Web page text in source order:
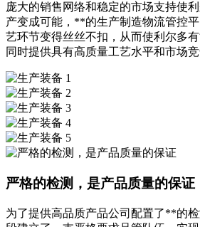
庞大的销售网络和稳定的市场支持使
产变成可能，**的生产制造物流管控
艺环节变得丝丝不扣，从而使利尔多
同时提供具有高质量工艺水平和市场竞
严格的检测，是产品质量的保证
为了提供高品质产品公司配置了**的